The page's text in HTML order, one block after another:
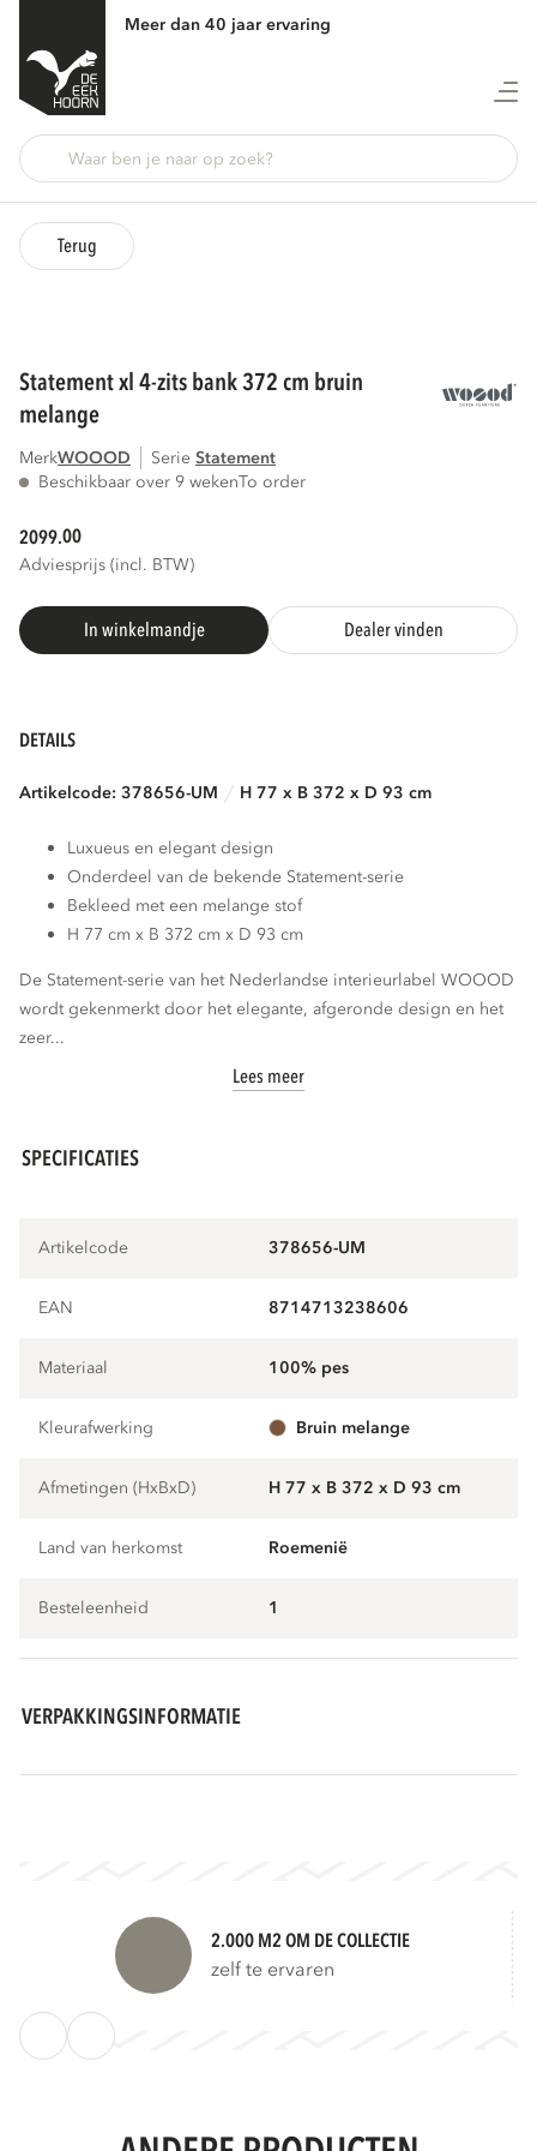
Meer dan 40 jaar ervaring
Terug
statement xl 4-zits bank 372 cm bruin
melange
MerkWOOOD Serie
statement
Beschikbaar over 9 wekenTo order
2099.00
Adviesprijs (incl. BTW)
In winkelmandje Dealer vinden
DETAILS
Artikelcode: 378656-UM H 77 x B 372 x D 93 cm
Luxueus en elegant design
Onderdeel van de bekende Statement-serie
Bekleed met een melange stof
H 77 cm x B 372 cm x D 93 cm
De Statement-serie van het Nederlandse interieurlabel WOOOD
wordt gekenmerkt door het elegante, afgeronde design en het
zeer...
Lees meer
SPECIFICATIES
Artikelcode 378656-UM
EAN 8714713238606
Materiaal 100% pes
Kleurafwerking bruin melange
Afmetingen (HxBxD) H 77 x B 372 x D 93 cm
Land van herkomst Roemenië
Besteleenheid 1
VERPAKKINGSINFORMATIE
2.000 M2 OM DE COLLECTIE
zelf te ervaren